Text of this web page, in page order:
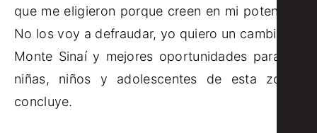
que me eligieron porque creen en mi potencial.
No los voy a defraudar, yo quiero un cambio en
Monte Sinaí y mejores oportunidades para las
niñas, niños y adolescentes de esta zona”,
concluye.